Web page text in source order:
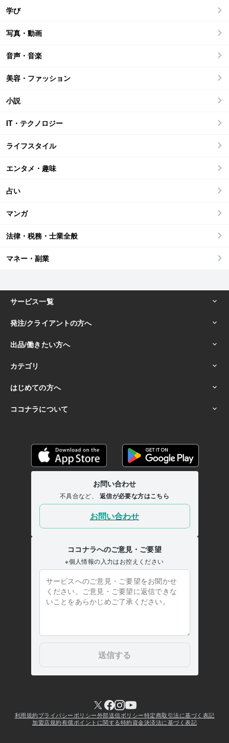
学び
写真・動画
音声・音楽
美容・ファッション
小説
IT・テクノロジー
ライフスタイル
エンタメ・趣味
占い
マンガ
法律・税務・士業全般
マネー・副業